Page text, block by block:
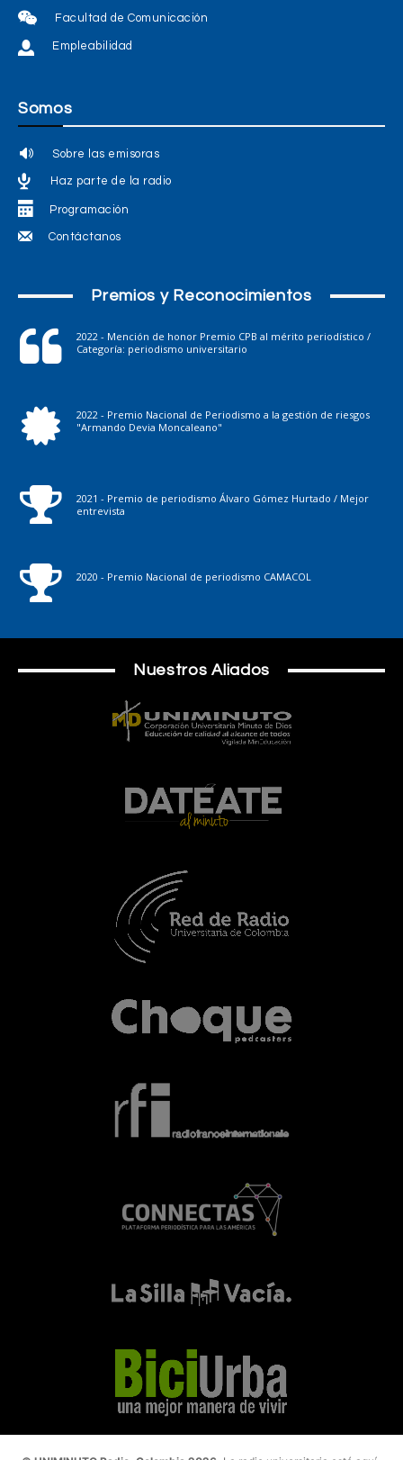
Facultad de Comunicación
Empleabilidad
Somos
Sobre las emisoras
Haz parte de la radio
Programación
Contáctanos
Premios y Reconocimientos
2022 - Mención de honor Premio CPB al mérito periodístico /
Categoría: periodismo universitario
2022 - Premio Nacional de Periodismo a la gestión de riesgos
"Armando Devia Moncaleano"
2021 - Premio de periodismo Álvaro Gómez Hurtado / Mejor
entrevista
2020 - Premio Nacional de periodismo CAMACOL
Nuestros Aliados